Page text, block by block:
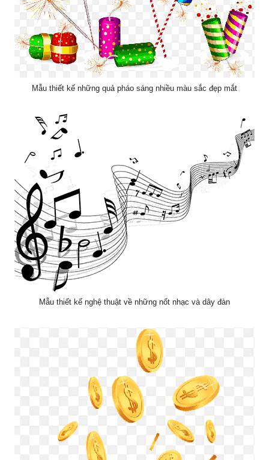
Mẫu thiết kế những quả pháo sáng nhiều màu sắc đẹp mắt
Mẫu thiết kế nghệ thuật về những nốt nhạc và dây đàn